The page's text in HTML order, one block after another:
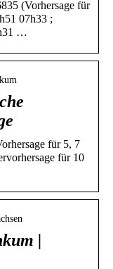
(Vorhersage für
07h33 ;
…
für 5, 7
für 10
|